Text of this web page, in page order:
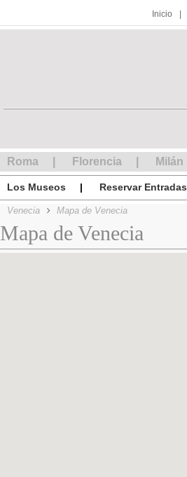
Inicio
Roma Florencia Milán
Los Museos Reservar Entradas
Venecia Mapa de Venecia
Mapa de Venecia